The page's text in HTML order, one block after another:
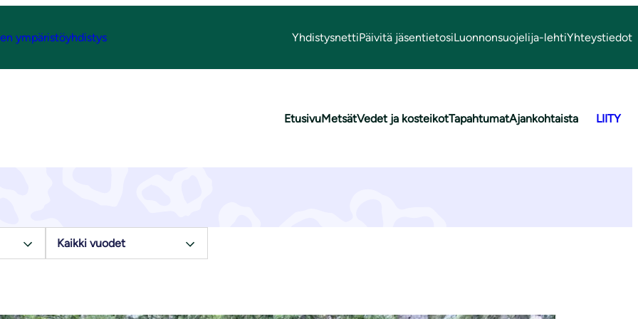
ympäristöyhdistys YhdistysnettiPäivitä jäsentietosiLuonnonsuojelija-lehtiYhteystiedot
EtusivuMetsätVedet ja kosteikotTapahtumatAjankohtaista LIITY
Ajankohtaista